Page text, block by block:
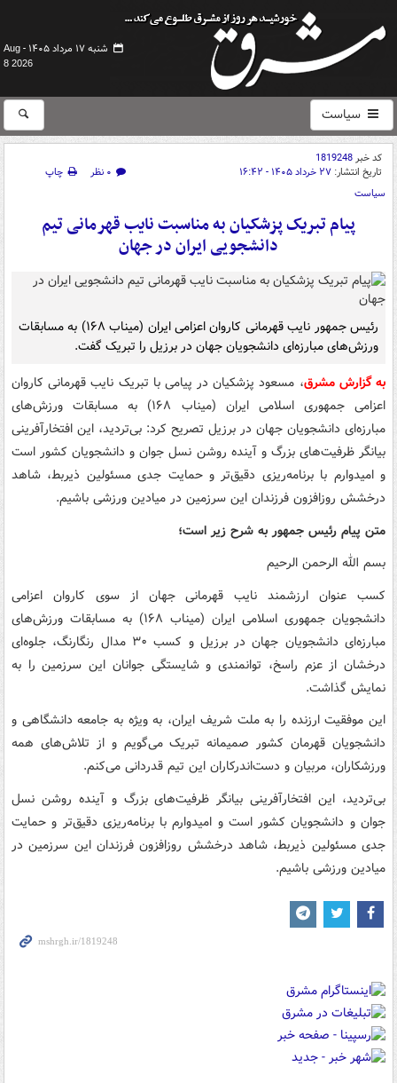
شنبه ۱۷ مرداد ۱۴۰۵ -
Aug
8 2026
سیاست
کد خبر1819248
تاریخ انتشار: ۲۷ خرداد ۱۴۰۵ - ۱۶:۴۲ ۰ نظر
چاپ
سیاست
پیام تبریک پزشکیان به مناسبت نایب قهرمانی تیم
دانشجویی ایران در جهان
رئیس جمهور نایب قهرمانی کاروان اعزامی ایران (میناب ۱۶۸) به مسابقات
ورزش‌های مبارزه‌ای دانشجویان جهان در برزیل را تبریک گفت.
به گزارش مشرق، مسعود پزشکیان در پیامی با تبریک نایب قهرمانی کاروان
اعزامی جمهوری اسلامی ایران (میناب ۱۶۸) به مسابقات ورزش‌های
مبارزه‌ای دانشجویان جهان در برزیل تصریح کرد: بی‌تردید، این افتخارآفرینی
بیانگر ظرفیت‌های بزرگ و آینده روشن نسل جوان و دانشجویان کشور است
و امیدوارم با برنامه‌ریزی دقیق‌تر و حمایت جدی مسئولین ذیربط، شاهد
درخشش روزافزون فرزندان این سرزمین در میادین ورزشی باشیم.
متن پیام رئیس جمهور به شرح زیر است؛
بسم الله الرحمن الرحیم
کسب عنوان ارزشمند نایب قهرمانی جهان از سوی کاروان اعزامی
دانشجویان جمهوری اسلامی ایران (میناب ۱۶۸) به مسابقات ورزش‌های
مبارزه‌ای دانشجویان جهان در برزیل و کسب ۳۰ مدال رنگارنگ، جلوه‌ای
درخشان از عزم راسخ، توانمندی و شایستگی جوانان این سرزمین را به
نمایش گذاشت.
این موفقیت ارزنده را به ملت شریف ایران، به ویژه به جامعه دانشگاهی و
دانشجویان قهرمان کشور صمیمانه تبریک می‌گویم و از تلاش‌های همه
ورزشکاران، مربیان و دست‌اندرکاران این تیم قدردانی می‌کنم.
بی‌تردید، این افتخارآفرینی بیانگر ظرفیت‌های بزرگ و آینده روشن نسل
جوان و دانشجویان کشور است و امیدوارم با برنامه‌ریزی دقیق‌تر و حمایت
جدی مسئولین ذیربط، شاهد درخشش روزافزون فرزندان این سرزمین در
میادین ورزشی باشیم.